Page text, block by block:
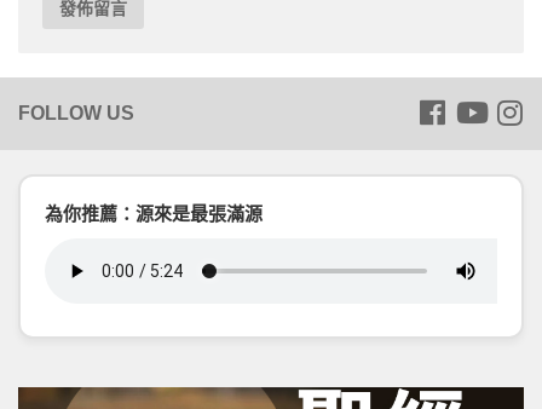
為你推薦：源來是最張滿源